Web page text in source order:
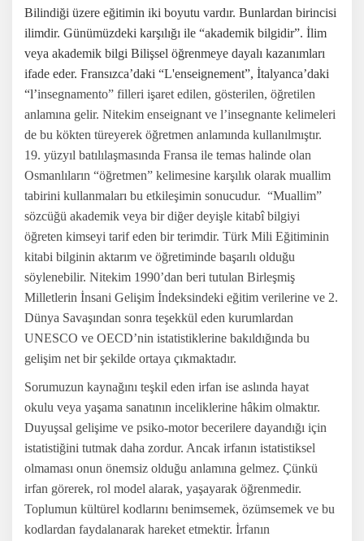
Bilindiği üzere eğitimin iki boyutu vardır. Bunlardan birincisi
ilimdir. Günümüzdeki karşılığı ile “akademik bilgidir”. İlim
veya akademik bilgi Bilişsel öğrenmeye dayalı kazanımları
ifade eder. Fransızca’daki “L'enseignement”, İtalyanca’daki
“l’insegnamento” filleri işaret edilen, gösterilen, öğretilen
anlamına gelir. Nitekim enseignant ve l’insegnante kelimeleri
de bu kökten türeyerek öğretmen anlamında kullanılmıştır.
19. yüzyıl batılılaşmasında Fransa ile temas halinde olan
Osmanlıların “öğretmen” kelimesine karşılık olarak muallim
tabirini kullanmaları bu etkileşimin sonucudur. “Muallim”
sözcüğü akademik veya bir diğer deyişle kitabî bilgiyi
öğreten kimseyi tarif eden bir terimdir. Türk Mili Eğitiminin
kitabi bilginin aktarım ve öğretiminde başarılı olduğu
söylenebilir. Nitekim 1990’dan beri tutulan Birleşmiş
Milletlerin İnsani Gelişim İndeksindeki eğitim verilerine ve 2.
Dünya Savaşından sonra teşekkül eden kurumlardan
UNESCO ve OECD’nin istatistiklerine bakıldığında bu
gelişim net bir şekilde ortaya çıkmaktadır.
Sorumuzun kaynağını teşkil eden irfan ise aslında hayat
okulu veya yaşama sanatının inceliklerine hâkim olmaktır.
Duyuşsal gelişime ve psiko-motor becerilere dayandığı için
istatistiğini tutmak daha zordur. Ancak irfanın istatistiksel
olmaması onun önemsiz olduğu anlamına gelmez. Çünkü
irfan görerek, rol model alarak, yaşayarak öğrenmedir.
Toplumun kültürel kodlarını benimsemek, özümsemek ve bu
kodlardan faydalanarak hareket etmektir. İrfanın